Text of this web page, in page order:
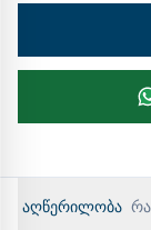
აღწერილობა